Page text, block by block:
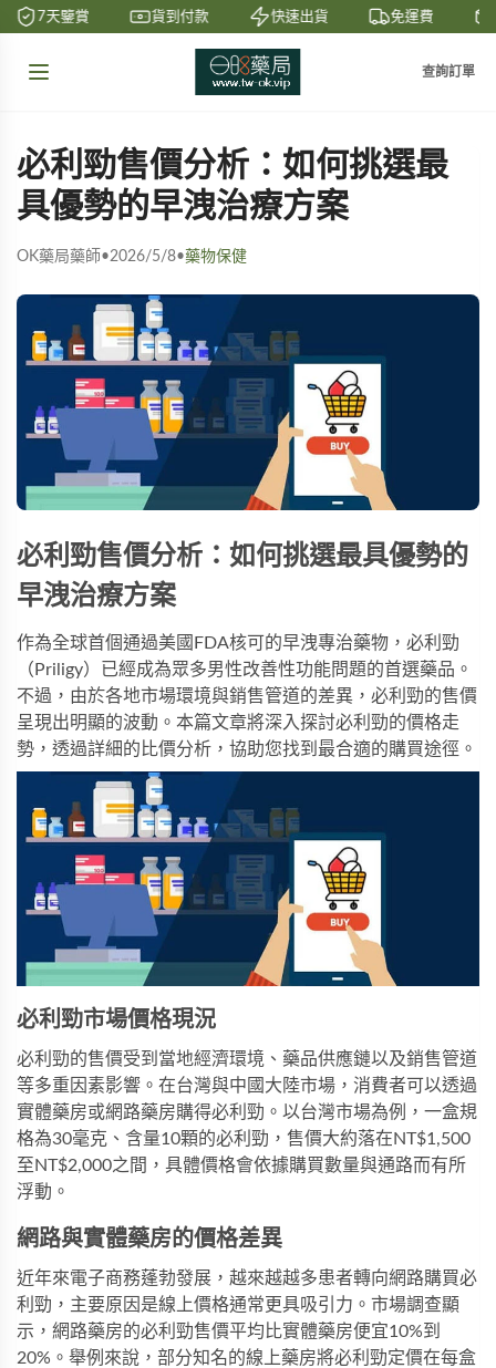
7天鑒賞 貨到付款 快速出貨 免運費
查詢訂單
必利勁售價分析：如何挑選最
具優勢的早洩治療方案
OK藥局藥師•2026/5/8•藥物保健
必利勁售價分析：如何挑選最具優勢的
早洩治療方案
作為全球首個通過美國FDA核可的早洩專治藥物， 必利勁
（Priligy）已經成為眾多男性改善性功能問題的首選藥品。
不過，由於各地市場環境與銷售管道的差異，必利勁的售價
呈現出明顯的波動。本篇文章將深入探討必利勁的價格走
勢，透過詳細的比價分析，協助您找到最合適的購買途徑。
必利勁市場價格現況
必利勁的售價受到當地經濟環境、藥品供應鏈以及銷售管道
等多重因素影響。在台灣與中國大陸市場，消費者可以透過
實體藥房或網路藥房購得必利勁。以台灣市場為例，一盒規
格為30毫克、含量10顆的必利勁，售價大約落在NT$1,500
至NT$2,000之間，具體價格會依據購買數量與通路而有所
浮動。
網路與實體藥房的價格差異
近年來電子商務蓬勃發展，越來越越多患者轉向網路購買必
利勁，主要原因是線上價格通常更具吸引力。市場調查顯
示，網路藥房的必利勁售價平均比實體藥房便宜10%到
20%。舉例來說，部分知名的線上藥房將必利勁定價在每盒